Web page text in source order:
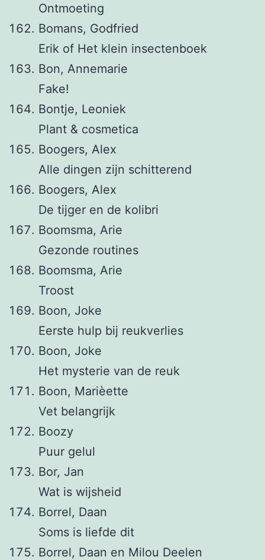
Ontmoeting
Bomans, Godfried
Erik of Het klein insectenboek
Bon, Annemarie
Fake!
Bontje, Leoniek
Plant & cosmetica
Boogers, Alex
Alle dingen zijn schitterend
Boogers, Alex
De tijger en de kolibri
Boomsma, Arie
Gezonde routines
Boomsma, Arie
Troost
Boon, Joke
Eerste hulp bij reukverlies
Boon, Joke
Het mysterie van de reuk
Boon, Marièette
Vet belangrijk
Boozy
Puur gelul
Bor, Jan
Wat is wijsheid
Borrel, Daan
Soms is liefde dit
Borrel, Daan en Milou Deelen